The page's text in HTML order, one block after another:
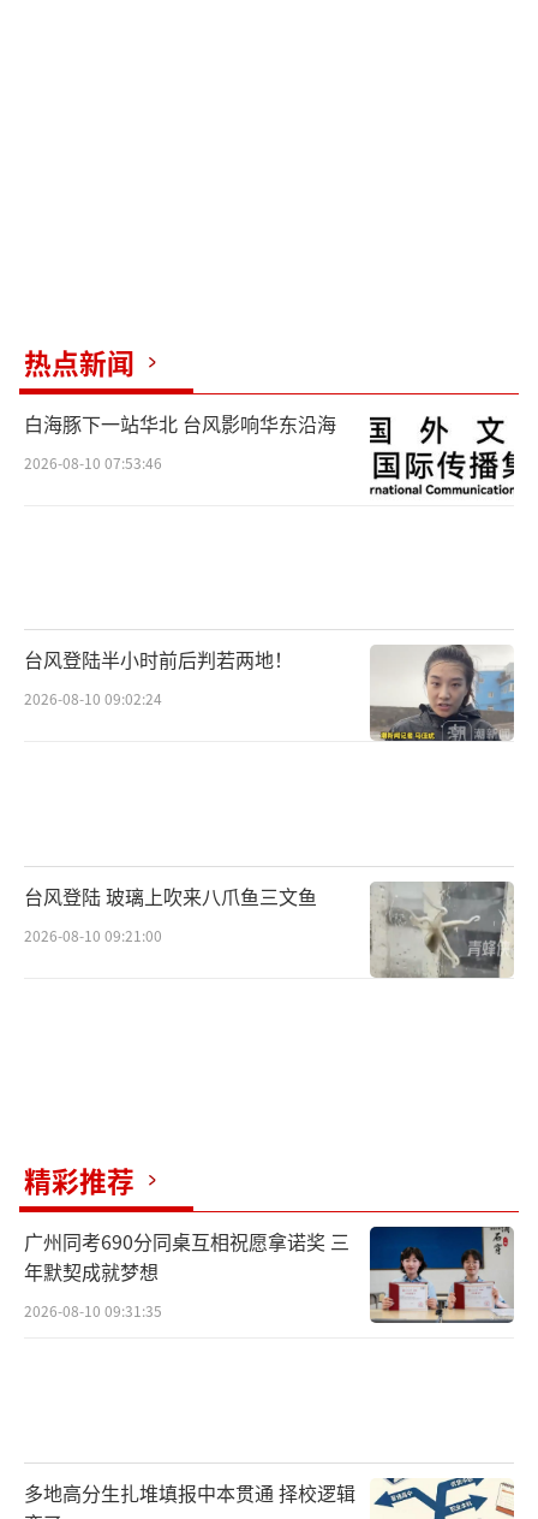
热点新闻
白海豚下一站华北 台风影响华东沿海
2026-08-10 07:53:46
台风登陆半小时前后判若两地！
2026-08-10 09:02:24
台风登陆 玻璃上吹来八爪鱼三文鱼
2026-08-10 09:21:00
精彩推荐
广州同考690分同桌互相祝愿拿诺奖 三
年默契成就梦想
2026-08-10 09:31:35
多地高分生扎堆填报中本贯通 择校逻辑